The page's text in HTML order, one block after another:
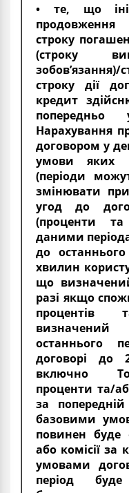
• те, що
продовження
строку
(строку
строку дії
кредит
попередньо
Нарахування
договором у
умови яких
(періоди
змінювати
угод до
(проценти та
даними
до
хвилин
що
разі якщо
процентів
останнього
договорі до
включно
проценти та/
за
базовими
повинен буде
або комісії
умовами
період